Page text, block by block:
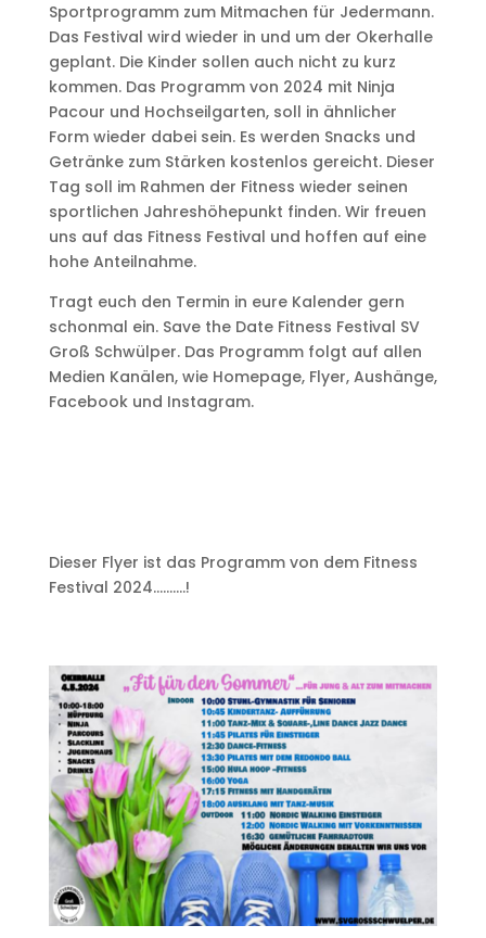
Sportprogramm zum Mitmachen für Jedermann.
Das Festival wird wieder in und um der Okerhalle
geplant. Die Kinder sollen auch nicht zu kurz
kommen. Das Programm von 2024 mit Ninja
Pacour und Hochseilgarten, soll in ähnlicher
Form wieder dabei sein. Es werden Snacks und
Getränke zum Stärken kostenlos gereicht. Dieser
Tag soll im Rahmen der Fitness wieder seinen
sportlichen Jahreshöhepunkt finden. Wir freuen
uns auf das Fitness Festival und hoffen auf eine
hohe Anteilnahme.
Tragt euch den Termin in eure Kalender gern
schonmal ein. Save the Date Fitness Festival SV
Groß Schwülper. Das Programm folgt auf allen
Medien Kanälen, wie Homepage, Flyer, Aushänge,
Facebook und Instagram.
Dieser Flyer ist das Programm von dem Fitness
Festival 2024……….!